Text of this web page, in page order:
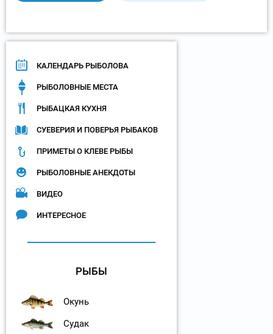
КАЛЕНДАРЬ РЫБОЛОВА
РЫБОЛОВНЫЕ МЕСТА
РЫБАЦКАЯ КУХНЯ
СУЕВЕРИЯ И ПОВЕРЬЯ РЫБАКОВ
ПРИМЕТЫ О КЛЕВЕ РЫБЫ
РЫБОЛОВНЫЕ АНЕКДОТЫ
ВИДЕО
ИНТЕРЕСНОЕ
РЫБЫ
Окунь
Судак